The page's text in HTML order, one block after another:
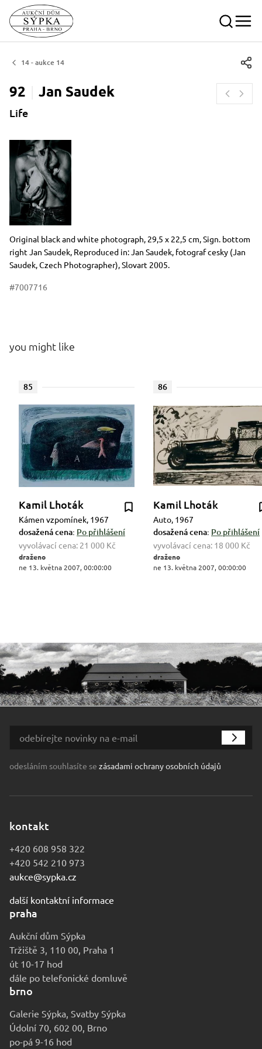
14 - aukce 14
92 Jan Saudek
Life
Dimensions
Short item description
Original black and white photograph, 29,5 x 22,5 cm, Sign. bottom
right Jan Saudek, Reproduced in: Jan Saudek, fotograf cesky (Jan
Saudek, Czech Photographer), Slovart 2005.
#7007716
you might like
85
Kamil Lhoták
Kámen vzpomínek, 1967
dosažená cena: Po přihlášení
vyvolávací cena: 21 000 Kč
draženo
ne 13. května 2007, 00:00:00
86
Kamil Lhoták
Auto, 1967
dosažená cena: Po přihlášení
vyvolávací cena: 18 000 Kč
draženo
ne 13. května 2007, 00:00:00
odesláním souhlasíte se zásadami ochrany osobních údajů
kontakt
+420 608 958 322
+420 542 210 973
aukce@sypka.cz
další kontaktní informace
praha
Aukční dům Sýpka
Tržiště 3, 110 00, Praha 1
út 10-17 hod
dále po telefonické domluvě
brno
Galerie Sýpka, Svatby Sýpka
Údolní 70, 602 00, Brno
po-pá 9-16 hod